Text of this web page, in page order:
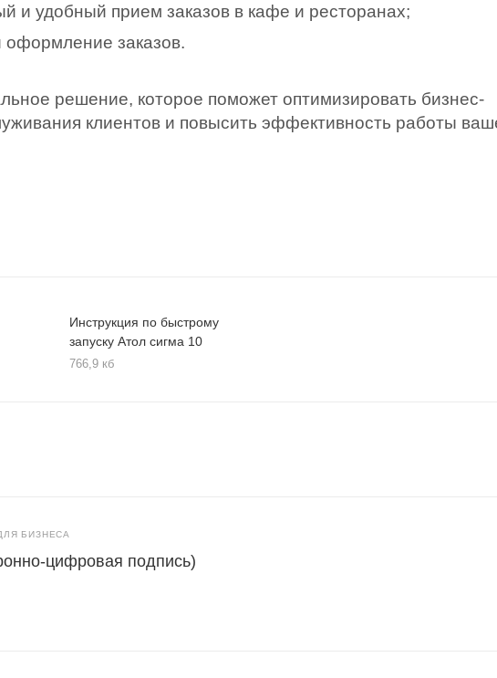
и удобный прием заказов в кафе и ресторанах;
заказов.
решение, которое поможет оптимизировать бизнес-
клиентов и повысить эффективность работы
Инструкция по быстрому
запуску Атол сигма 10
766,9 кб
БИЗНЕСА
цифровая подпись)